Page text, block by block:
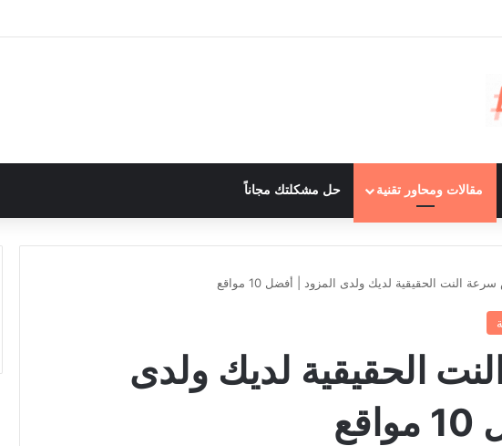
مقالات ومحاور تقنية حل مشكلتك مجاناً
النت الحقيقية لديك ولدى المزود | أفضل 10 مواقع
الحقيقية لديك ولدى